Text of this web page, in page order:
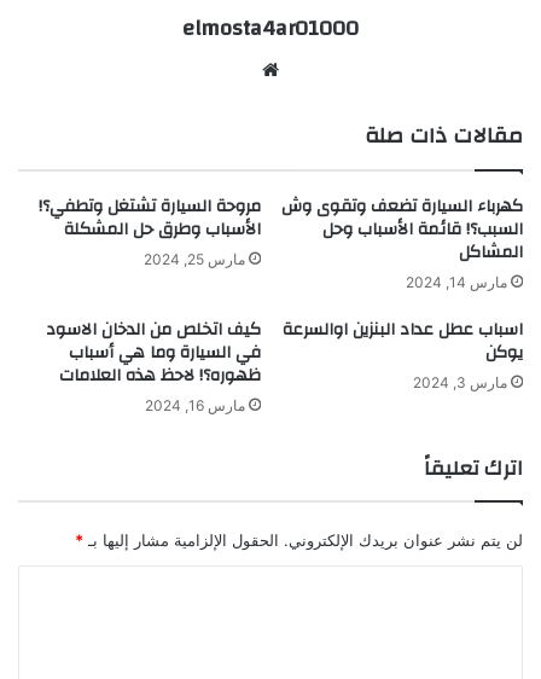
elmosta4ar01000
مقالات ذات صلة
كهرباء السيارة تضعف وتقوى وش
السبب؟! قائمة الأسباب وحل
المشاكل
مارس 14, 2024
مروحة السيارة تشتغل وتطفي؟!
الأسباب وطرق حل المشكلة
مارس 25, 2024
اسباب عطل عداد البنزين اوالسرعة
يوكن
مارس 3, 2024
كيف اتخلص من الدخان الاسود
في السيارة وما هي أسباب
ظهوره؟! لاحظ هذه العلامات
مارس 16, 2024
اترك تعليقاً
لن يتم نشر عنوان بريدك الإلكتروني. الحقول الإلزامية مشار إليها بـ *